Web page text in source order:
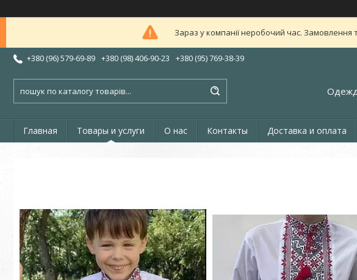
Зараз у компанії неробочий час. Замовлення
+380 (96) 579-69-89 +380 (98) 406-90-23 +380 (95) 769-38-39
Главная Товары и услуги О нас Контакты Доставка и оплата